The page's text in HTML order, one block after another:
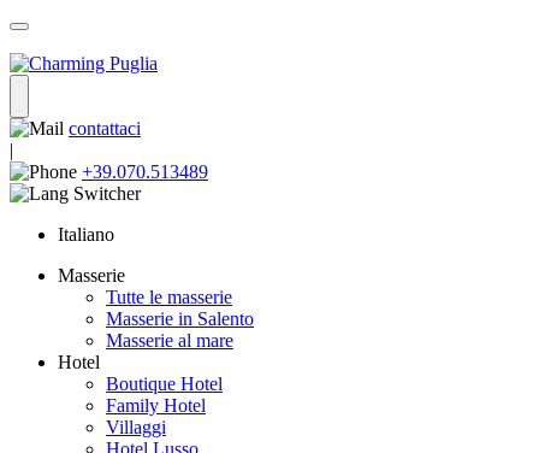
contattaci
|
+39.070.513489
Italiano
Masserie
Tutte le masserie
Masserie in Salento
Masserie al mare
Hotel
Boutique Hotel
Family Hotel
Villaggi
Hotel Lusso